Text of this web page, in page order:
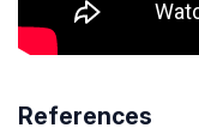
References